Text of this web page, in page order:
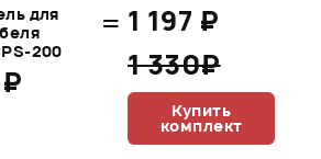
для
200
= 1 197 ₽
1 330₽
Купить
комплект